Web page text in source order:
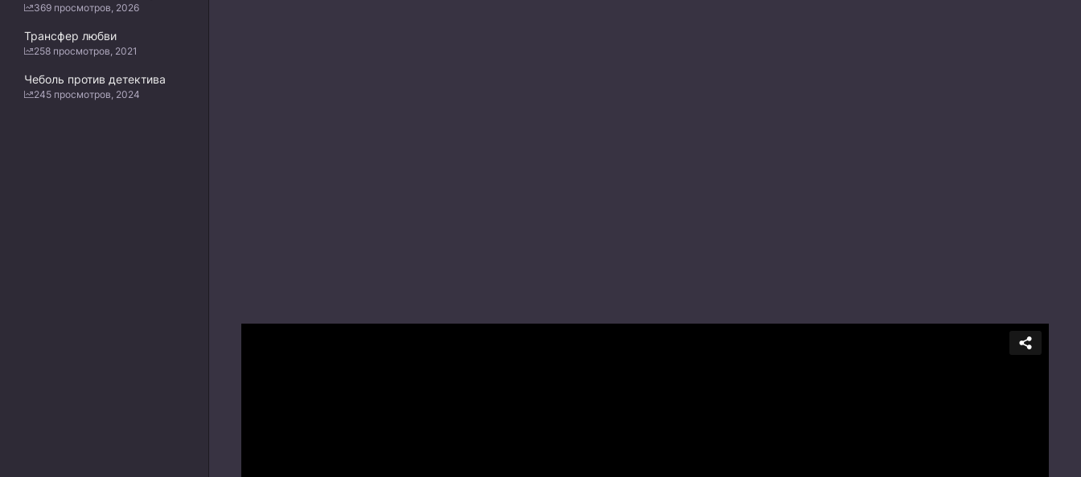
369 просмотров, 2026
Трансфер любви
258 просмотров, 2021
Чеболь против детектива
245 просмотров, 2024